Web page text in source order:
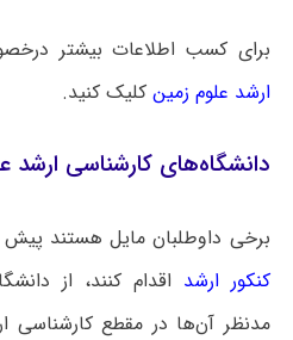
برای کسب اطلاعات بیشتر
ارشد علوم زمین کلیک کنید.
دانشگاه‌های کارشناسی ارشد
برخی داوطلبان مایل هستند
کنکور ارشد اقدام کنند، از
مدنظر آن‌ها در مقطع کارشناسی